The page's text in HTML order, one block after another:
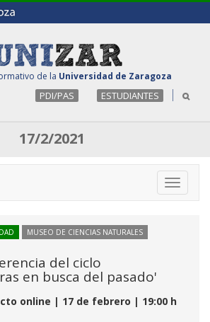
de la Universidad de Zaragoza
PDI/PAS ESTUDIANTES
17/2/2021
Toggle
MUSEO DE CIENCIAS NATURALES
del ciclo
en busca del pasado'
online | 17 de febrero | 19:00 h